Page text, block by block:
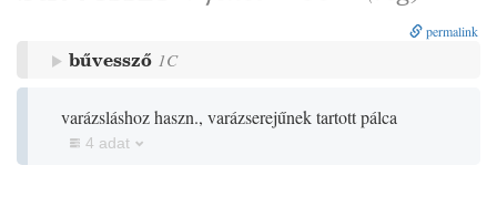
permalink
bűvessző 1C
varázsláshoz haszn., varázserejűnek tartott pálca
4 adat